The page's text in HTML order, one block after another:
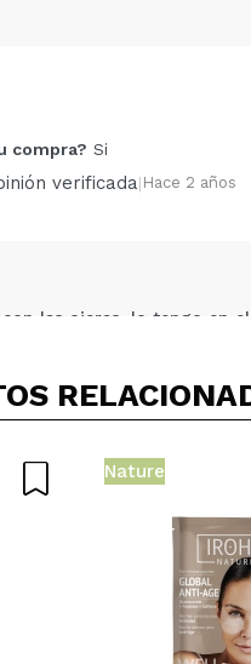
Si
compra? Si
verificada| Hace 2 años
las ojeras, lo tengo en
tan impregnados que
sin duda volveré a repetir
compra?
Hace 4 años
Nature